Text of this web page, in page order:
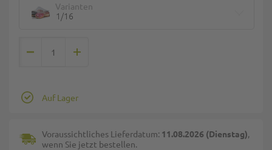
Varianten
1/16
Auf Lager
Voraussichtliches Lieferdatum: 11.08.2026 (Dienstag),
wenn Sie jetzt bestellen.